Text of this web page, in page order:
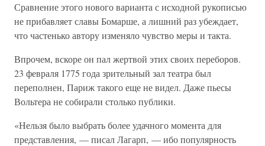
Сравнение этого нового варианта с исходной рукописью
не прибавляет славы Бомарше, а лишний раз убеждает,
что частенько автору изменяло чувство меры и такта.
Впрочем, вскоре он пал жертвой этих своих переборов.
23 февраля 1775 года зрительный зал театра был
переполнен, Париж такого еще не видел. Даже пьесы
Вольтера не собирали столько публики.
«Нельзя было выбрать более удачного момента для
представления, — писал Лагарп, — ибо популярность